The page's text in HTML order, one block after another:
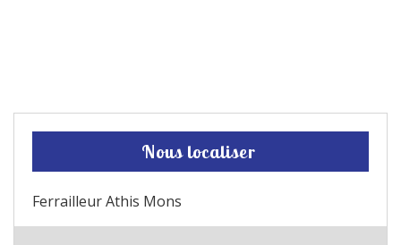
Nous localiser
Ferrailleur Athis Mons